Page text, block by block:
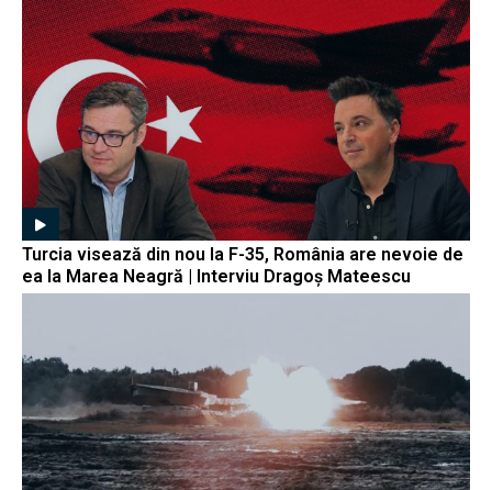
Turcia visează din nou la F-35, România are nevoie de
ea la Marea Neagră | Interviu Dragoș Mateescu